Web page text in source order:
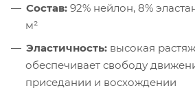
Состав: 92% нейлон, 8%
м²
Эластичность: высокая
обеспечивает свободу
приседании и восхождении